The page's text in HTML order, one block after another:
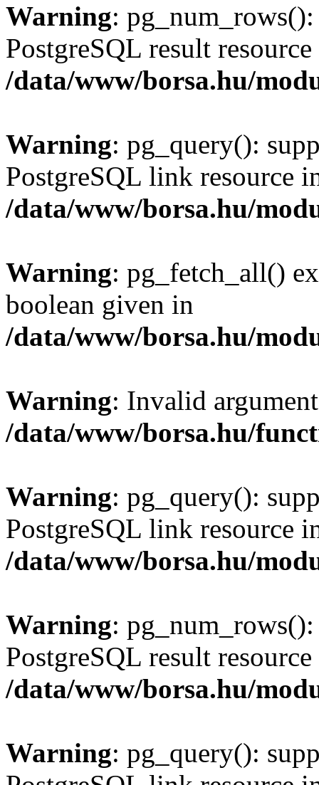
Warning:
PostgreSQL result
/data/www/borsa.hu/
Warning: pg_query():
PostgreSQL link resource
/data/www/borsa.hu/
Warning: pg_fetch_all()
boolean given in
/data/www/borsa.hu/
Warning: Invalid
/data/www/borsa.hu/
Warning: pg_query():
PostgreSQL link resource
/data/www/borsa.hu/
Warning:
PostgreSQL result
/data/www/borsa.hu/
Warning: pg_query():